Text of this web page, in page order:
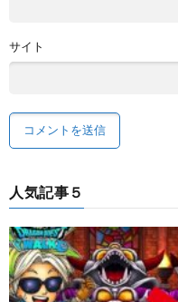
サイト
人気記事５